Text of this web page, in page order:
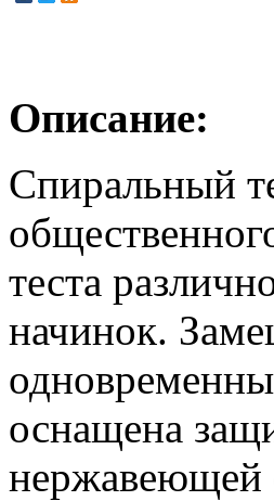
Описание:
Спиральный
теста
начинок.
оснащена
нержавеющей